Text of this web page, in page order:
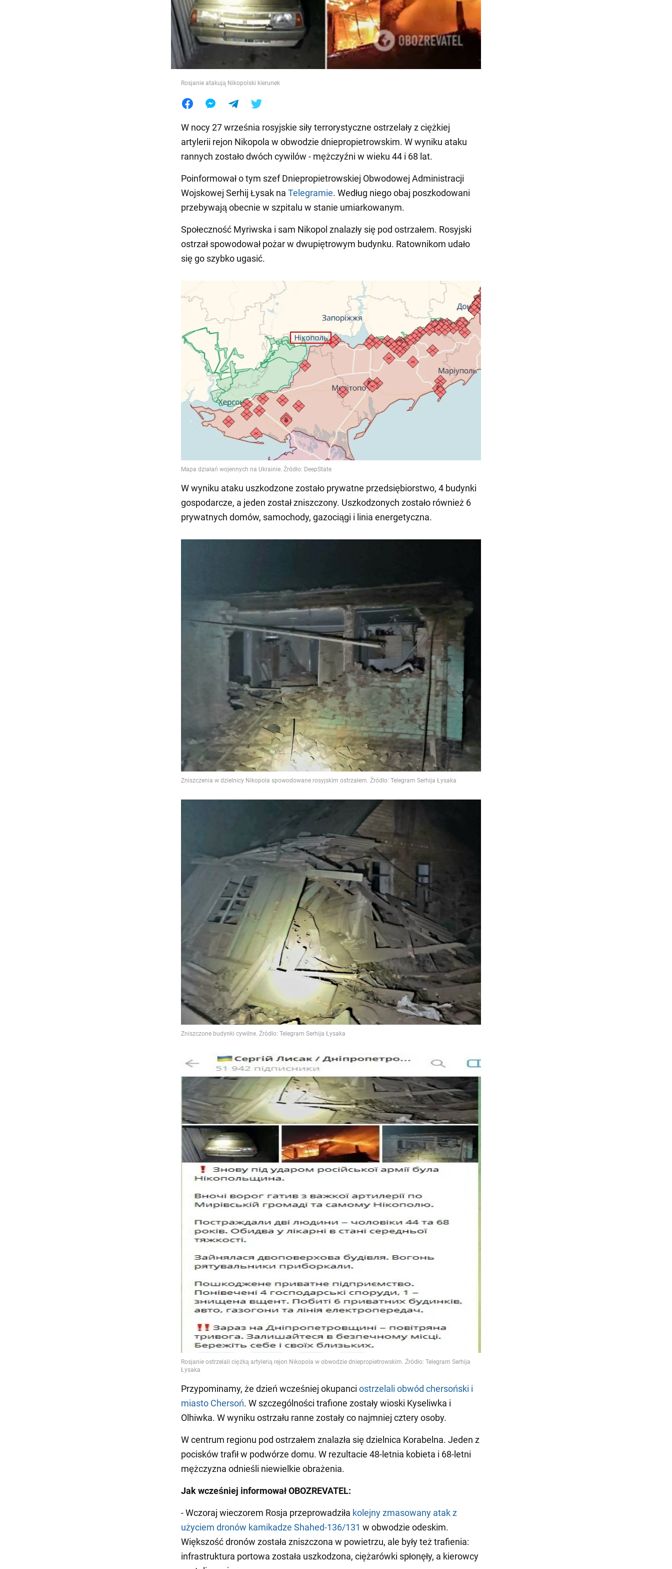
Jedzenie
Rosjanie atakują Nikopolski kierunek
W nocy 27 września rosyjskie siły terrorystyczne ostrzelały z ciężkiej
artylerii rejon Nikopola w obwodzie dniepropietrowskim. W wyniku ataku
rannych zostało dwóch cywilów - mężczyźni w wieku 44 i 68 lat.
Poinformował o tym szef Dniepropietrowskiej Obwodowej Administracji
Wojskowej Serhij Łysak na Telegramie. Według niego obaj poszkodowani
przebywają obecnie w szpitalu w stanie umiarkowanym.
Społeczność Myriwska i sam Nikopol znalazły się pod ostrzałem. Rosyjski
ostrzał spowodował pożar w dwupiętrowym budynku. Ratownikom udało
się go szybko ugasić.
W wyniku ataku uszkodzone zostało prywatne przedsiębiorstwo, 4 budynki
gospodarcze, a jeden został zniszczony. Uszkodzonych zostało również 6
prywatnych domów, samochody, gazociągi i linia energetyczna.
Przypominamy, że dzień wcześniej okupanci ostrzelali obwód chersoński i
miasto Chersoń. W szczególności trafione zostały wioski Kyseliwka i
Olhiwka. W wyniku ostrzału ranne zostały co najmniej cztery osoby.
W centrum regionu pod ostrzałem znalazła się dzielnica Korabelna. Jeden z
pocisków trafił w podwórze domu. W rezultacie 48-letnia kobieta i 68-letni
mężczyzna odnieśli niewielkie obrażenia.
Jak wcześniej informował OBOZREVATEL:
- Wczoraj wieczorem Rosja przeprowadziła kolejny zmasowany atak z
użyciem dronów kamikadze Shahed-136/131 w obwodzie odeskim.
Większość dronów została zniszczona w powietrzu, ale były też trafienia:
infrastruktura portowa została uszkodzona, ciężarówki spłonęły, a kierowcy